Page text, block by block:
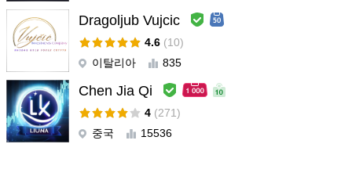
개발자의 답변
Hello. Thank you. Can you attach your set file so I can see why
it's not working after step 7? Perhaps there's not enough
margin? Because 7 martingale steps with 5 percent increments
is already too much. 5 10 20 40 80
AstarGroup
#
Хороший советник! Только один из огромных недостатков -
Dragoljub Vujcic
4.6 (10)
이탈리아
835
Chen Jia Qi
4 (271)
중국
15536